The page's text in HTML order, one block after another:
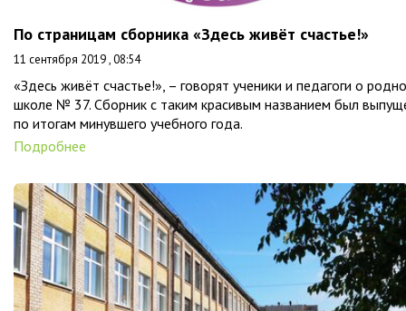
По страницам сборника «Здесь живёт счастье!»
11 сентября 2019 , 08:54
«Здесь живёт счастье!», – говорят ученики и педагоги о
школе № 37. Сборник с таким красивым названием был
по итогам минувшего учебного года.
Подробнее